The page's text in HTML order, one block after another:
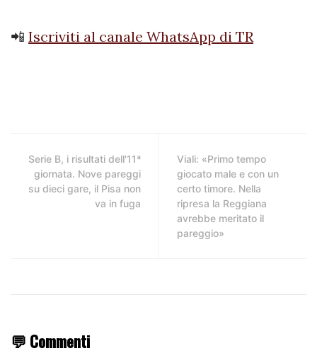
📲 Iscriviti al canale WhatsApp di TR
Serie B, i risultati dell'11ª
giornata. Nove pareggi
su dieci gare, il Pisa non
va in fuga
Viali: «Primo tempo
giocato male e con un
certo timore. Nella
ripresa la Reggiana
avrebbe meritato il
pareggio»
💬 Commenti